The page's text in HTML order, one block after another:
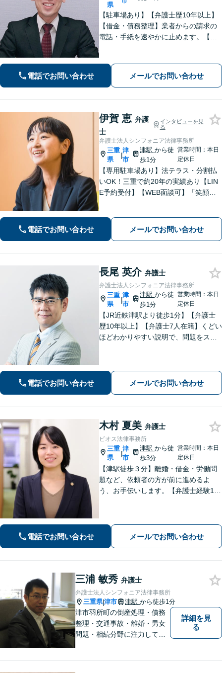
県
【駐車場あり】【弁護士歴10年以上】
【借金・債務整理】業者からの請求の
電話・手紙を速やかに止めます。【交
ます。【分割払い利用可】【当日・夜
間の面談可】【完全個室で対応】
電話でお問い合わせ メールでお問い合わせ
伊賀 恵 弁護
士
インタビューを見
る
弁護士法人シンフォニア法律事務所
三重
県
|
津
市
津駅から徒
歩1分
営業時間：本日
定休日
【専用駐車場あり】法テラス・分割払
いOK！三重で約20年の実績あり【LIN
E予約受付】【WEB面談可】「笑顔に
性別・年代問わず実績豊富【借金】家
計全体を見直すプランをご提案
電話でお問い合わせ メールでお問い合わせ
長尾 英介 弁護士
弁護士法人シンフォニア法律事務所
三重
県
|
津
市
津駅から徒
歩1分
営業時間：本日
定休日
【JR近鉄津駅より徒歩1分】【弁護士
歴10年以上】【弁護士7人在籍】くどい
ほどわかりやすい説明で、問題をスム
数【借金・債務整理】自己破産で、借
金を0にできる可能性があります。
電話でお問い合わせ メールでお問い合わせ
木村 夏美 弁護士
ビオス法律事務所
三重
県
|
津
市
津駅から徒
歩3分
営業時間：本日
定休日
【津駅徒歩３分】離婚・借金・労働問
題など、依頼者の方が前に進めるよ
う、お手伝いします。【弁護士経験10
にご相談ください。
電話でお問い合わせ メールでお問い合わせ
三浦 敏秀 弁護士
弁護士法人シンフォニア法律事務所
三重県|津市 津駅 から徒歩1分
津市羽所町の倒産処理・債務
整理・交通事故・離婚・男女
問題・相続分野に注力してい
詳細を見
る